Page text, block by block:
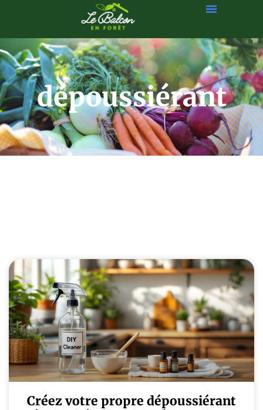
dépoussiérant
Créez votre propre dépoussiérant